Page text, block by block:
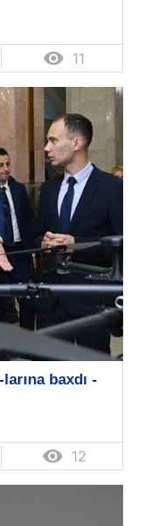
 11
baxdı -
 12